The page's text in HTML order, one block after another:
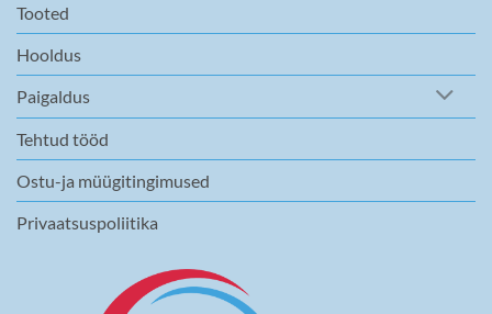
Tooted
Hooldus
Paigaldus
Tehtud tööd
Ostu-ja müügitingimused
Privaatsuspoliitika